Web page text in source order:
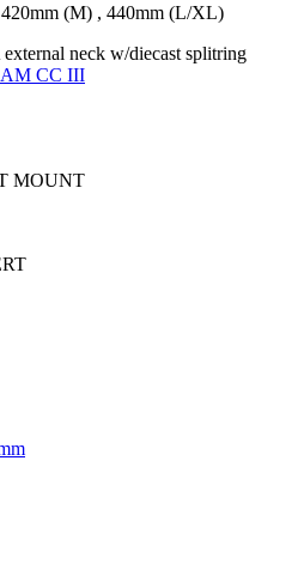
(M) , 440mm (L/XL)
neck w/diecast splitring
CC III
MOUNT